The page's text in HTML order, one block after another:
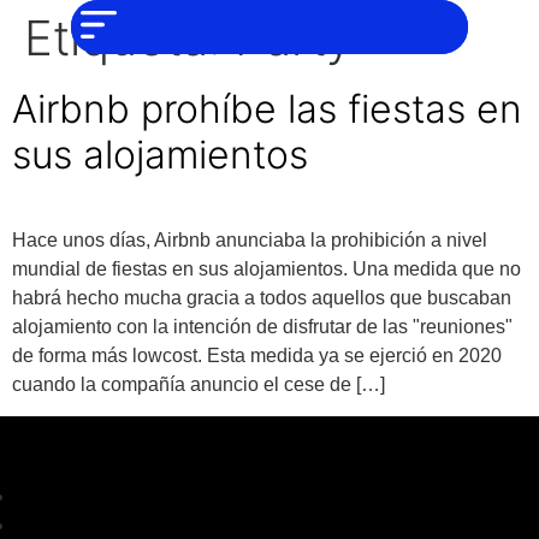
Tendencias
Entrevistas
Foodie
Mix
series
Barras
Del
Mes
PERO IGUAL
AYUDAR
Etiqueta:Party
Airbnb prohíbe las fiestas en
sus alojamientos
Hace unos días, Airbnb anunciaba la prohibición a nivel
mundial de fiestas en sus alojamientos. Una medida que no
habrá hecho mucha gracia a todos aquellos que buscaban
alojamiento con la intención de disfrutar de las "reuniones"
de forma más lowcost. Esta medida ya se ejerció en 2020
cuando la compañía anuncio el cese de […]